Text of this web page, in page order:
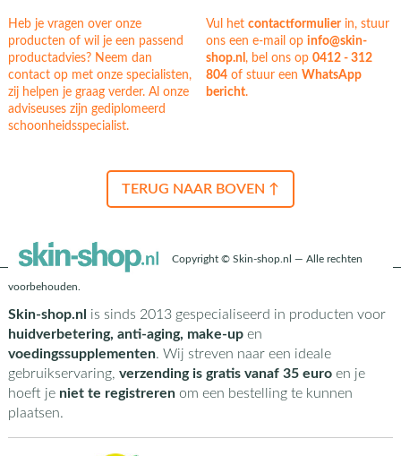
Heb je vragen over onze
producten of wil je een passend
productadvies? Neem dan
contact op met onze specialisten,
zij helpen je graag verder. Al onze
adviseuses zijn gediplomeerd
schoonheidsspecialist.
Vul hetcontactformulierin, stuur
ons een e-mail op info@skin-
shop.nl, bel ons op0412 - 312
804 of stuur eenWhatsApp
bericht.
TERUG NAAR BOVEN ↑
Copyright © Skin-shop.nl — Alle rechten
voorbehouden.
Skin-shop.nl is sinds 2013 gespecialiseerd in producten voor
huidverbetering, anti-aging, make-upen
voedingssupplementen. Wij streven naar een ideale
gebruikservaring, verzending is gratis vanaf 35 euroen je
hoeft je niet te registrerenom een bestelling te kunnen
plaatsen.